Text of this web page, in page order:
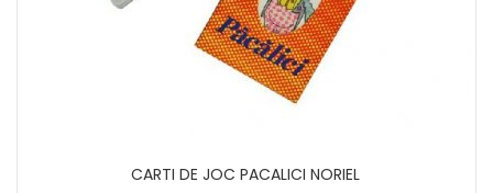
CARTI DE JOC PACALICI NORIEL